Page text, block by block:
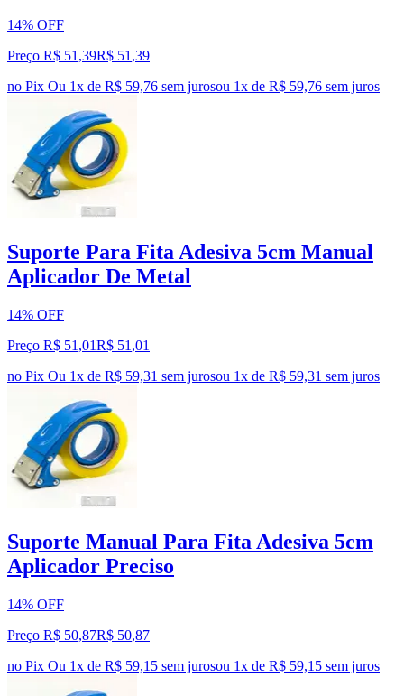
14% OFF
Preço R$ 51,39R$ 51 ,39
no Pix Ou 1x de R$ 59,76 sem jurosou 1x de R$ 59,76 sem juros
Suporte Para Fita Adesiva 5cm Manual
Aplicador De Metal
14% OFF
Preço R$ 51,01R$ 51 ,01
no Pix Ou 1x de R$ 59,31 sem jurosou 1x de R$ 59,31 sem juros
Suporte Manual Para Fita Adesiva 5cm
Aplicador Preciso
14% OFF
Preço R$ 50,87R$ 50,87
no Pix Ou 1x de R$ 59,15 sem jurosou 1x de R$ 59,15 sem juros